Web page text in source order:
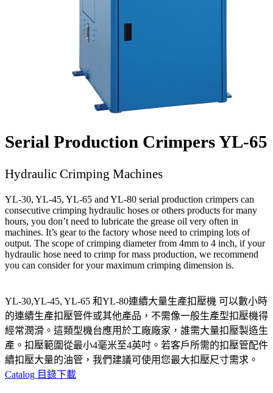
Serial Production Crimpers YL-65
Hydraulic Crimping Machines
YL-30, YL-45, YL-65 and YL-80 serial production crimpers can
consecutive crimping hydraulic hoses or others products for many
hours, you don’t need to lubricate the grease oil very often in
machines. It’s gear to the factory whose need to crimping lots of
output. The scope of crimping diameter from 4mm to 4 inch, if your
hydraulic hose need to crimp for mass production, we recommend
you can consider for your maximum crimping dimension is.
YL-30,YL-45, YL-65 和YL-80連續大量生產扣壓機 可以數小時
的連續生產扣壓管件或其他產品，不需像一般生產型扣壓機得
經常潤滑。這類型機台應用於工廠廠家，誰需大量扣壓製造生
產。扣壓範圍從最小4毫米至4英吋。若客戶所需的扣壓管配件
續扣壓大量的油管，我們建議可使用您最大扣壓尺寸需求。
Catalog 目錄下載